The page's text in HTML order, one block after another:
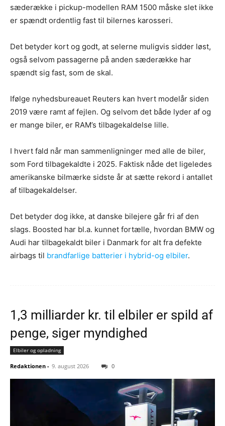
sæderække i pickup-modellen RAM 1500 måske slet ikke
er spændt ordentlig fast til bilernes karosseri.
Det betyder kort og godt, at selerne muligvis sidder løst,
også selvom passagerne på anden sæderække har
spændt sig fast, som de skal.
Ifølge nyhedsbureauet Reuters kan hvert modelår siden
2019 være ramt af fejlen. Og selvom det både lyder af og
er mange biler, er RAM’s tilbagekaldelse lille.
I hvert fald når man sammenligninger med alle de biler,
som Ford tilbagekaldte i 2025. Faktisk nåde det ligeledes
amerikanske bilmærke sidste år at sætte rekord i antallet
af tilbagekaldelser.
Det betyder dog ikke, at danske bilejere går fri af den
slags. Boosted har bl.a. kunnet fortælle, hvordan BMW og
Audi har tilbagekaldt biler i Danmark for alt fra defekte
airbags til brandfarlige batterier i hybrid-og elbiler.
1,3 milliarder kr. til elbiler er spild af
penge, siger myndighed
Elbiler og opladning
Redaktionen - 9. august 2026 0